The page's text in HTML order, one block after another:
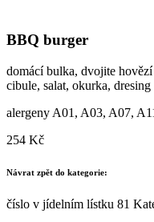
BBQ burger
domácí bulka, dvojite hovězí
cibule, salat, okurka, dresing
alergeny A01, A03, A07,
254 Kč
Návrat zpět do kategorie:
číslo v jídelním lístku 81